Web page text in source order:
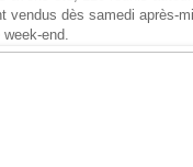
vendus dès samedi après-
end.